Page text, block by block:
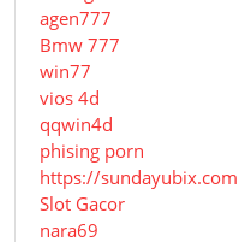
agen777
Bmw 777
win77
vios 4d
qqwin4d
phising porn
https://sundayubix.com
Slot Gacor
nara69